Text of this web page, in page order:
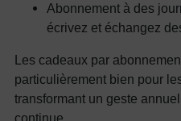
Abonnement à des
écrivez et échangez
Les cadeaux par
particulièrement bien pour
transformant un geste
continue.